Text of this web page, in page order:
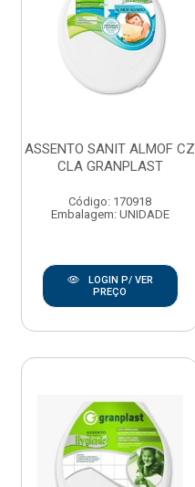
ASSENTO SANIT ALMOF CZ
CLA GRANPLAST
Código: 170918
Embalagem: UNIDADE
LOGIN P/ VER
PREÇO